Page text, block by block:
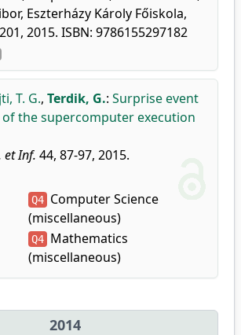
Eszterházy Károly Főiskola,
2015. ISBN: 9786155297182
T. G., Terdik, G.: Surprise event
the supercomputer execution
et Inf. 44, 87-97, 2015.
Q4 Computer Science
(miscellaneous)
Q4 Mathematics
(miscellaneous)
2014